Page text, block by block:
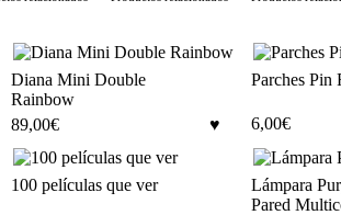
Diana Mini Double
Rainbow
89,00€
Parches Pin
6,00€
100 películas que ver
Lámpara
Pared